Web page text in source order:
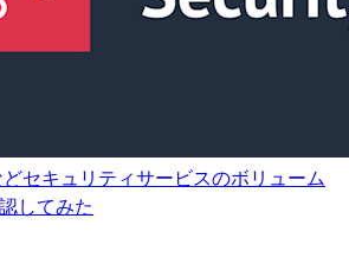
セキュリティサービスのボリューム
してみた